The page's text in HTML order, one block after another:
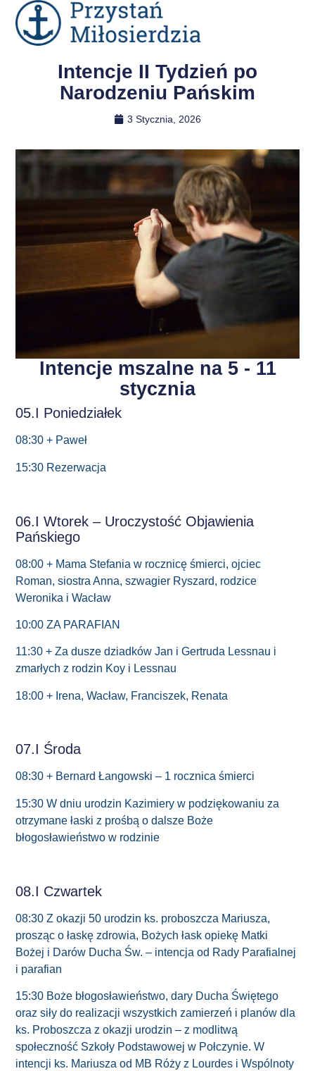
Intencje II Tydzień po
Narodzeniu Pańskim
3 Stycznia, 2026
Intencje mszalne na 5 - 11
stycznia
05.I Poniedziałek
08:30 + Paweł
15:30 Rezerwacja
06.I Wtorek – Uroczystość Objawienia
Pańskiego
08:00 + Mama Stefania w rocznicę śmierci, ojciec
Roman, siostra Anna, szwagier Ryszard, rodzice
Weronika i Wacław
10:00 ZA PARAFIAN
11:30 + Za dusze dziadków Jan i Gertruda Lessnau i
zmarłych z rodzin Koy i Lessnau
18:00 + Irena, Wacław, Franciszek, Renata
07.I Środa
08:30 + Bernard Łangowski – 1 rocznica śmierci
15:30 W dniu urodzin Kazimiery w podziękowaniu za
otrzymane łaski z prośbą o dalsze Boże
błogosławieństwo w rodzinie
08.I Czwartek
08:30 Z okazji 50 urodzin ks. proboszcza Mariusza,
prosząc o łaskę zdrowia, Bożych łask opiekę Matki
Bożej i Darów Ducha Św. – intencja od Rady Parafialnej
i parafian
15:30 Boże błogosławieństwo, dary Ducha Świętego
oraz siły do realizacji wszystkich zamierzeń i planów dla
ks. Proboszcza z okazji urodzin – z modlitwą
społeczność Szkoły Podstawowej w Połczynie. W
intencji ks. Mariusza od MB Róży z Lourdes i Wspólnoty